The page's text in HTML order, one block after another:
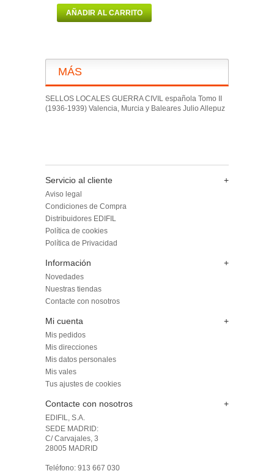
AÑADIR AL CARRITO
MÁS
SELLOS LOCALES GUERRA CIVIL española Tomo II
(1936-1939) Valencia, Murcia y Baleares Julio Allepuz
Servicio al cliente +
Aviso legal
Condiciones de Compra
Distribuidores EDIFIL
Política de cookies
Política de Privacidad
Información +
Novedades
Nuestras tiendas
Contacte con nosotros
Mi cuenta +
Mis pedidos
Mis direcciones
Mis datos personales
Mis vales
Tus ajustes de cookies
Contacte con nosotros +
EDIFIL, S.A.
SEDE MADRID:
C/ Carvajales, 3
28005 MADRID
Teléfono: 913 667 030